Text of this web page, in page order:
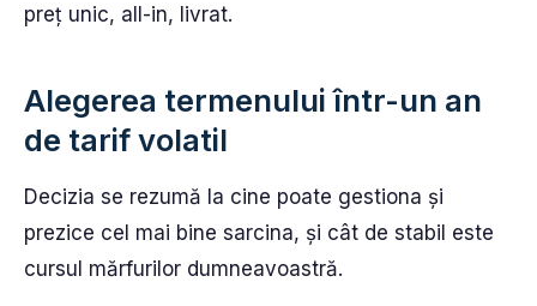
preț unic, all-in, livrat.
Alegerea termenului într-un an
de tarif volatil
Decizia se rezumă la cine poate gestiona și
prezice cel mai bine sarcina, și cât de stabil este
cursul mărfurilor dumneavoastră.